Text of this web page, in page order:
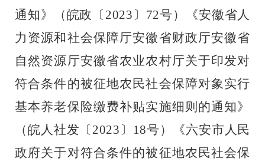
通知》（皖政〔 2023 〕 72号）《安徽省人
力资源和社会保障厅安徽省财政厅安徽省
自然资源厅安徽省农业农村厅关于印发对
符合条件的被征地农民社会保障对象实行
基本养老保险缴费补贴实施细则的通知》
（皖人社发〔 2023 〕 18号）《六安市人民
政府关于对符合条件的被征地农民社会保